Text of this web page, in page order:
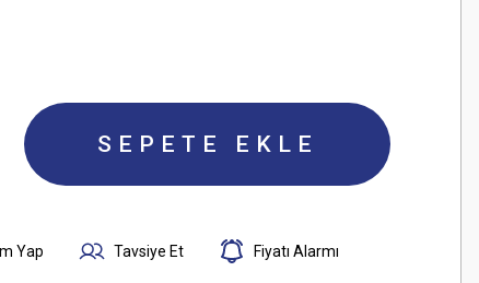
SEPETE EKLE
Yap Tavsiye Et Fiyatı Alarmı